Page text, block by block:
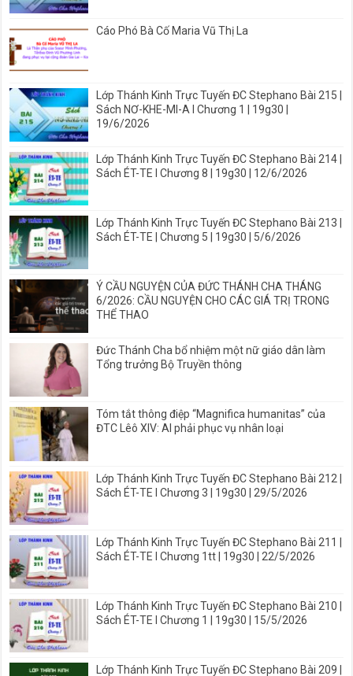
Cáo Phó Bà Cố Maria Vũ Thị La
Lớp Thánh Kinh Trực Tuyến ĐC Stephano Bài 215 |
Sách NƠ-KHE-MI-A I Chương 1 | 19g30 |
19/6/2026
Lớp Thánh Kinh Trực Tuyến ĐC Stephano Bài 214 |
Sách ÉT-TE I Chương 8 | 19g30 | 12/6/2026
Lớp Thánh Kinh Trực Tuyến ĐC Stephano Bài 213 |
Sách ÉT-TE | Chương 5 | 19g30 | 5/6/2026
Ý CẦU NGUYỆN CỦA ĐỨC THÁNH CHA THÁNG
6/2026: CẦU NGUYỆN CHO CÁC GIÁ TRỊ TRONG
THỂ THAO
Đức Thánh Cha bổ nhiệm một nữ giáo dân làm
Tổng trưởng Bộ Truyền thông
Tóm tắt thông điệp “Magnifica humanitas” của
ĐTC Lêô XIV: AI phải phục vụ nhân loại
Lớp Thánh Kinh Trực Tuyến ĐC Stephano Bài 212 |
Sách ÉT-TE I Chương 3 | 19g30 | 29/5/2026
Lớp Thánh Kinh Trực Tuyến ĐC Stephano Bài 211 |
Sách ÉT-TE I Chương 1tt | 19g30 | 22/5/2026
Lớp Thánh Kinh Trực Tuyến ĐC Stephano Bài 210 |
Sách ÉT-TE I Chương 1 | 19g30 | 15/5/2026
Lớp Thánh Kinh Trực Tuyến ĐC Stephano Bài 209 |